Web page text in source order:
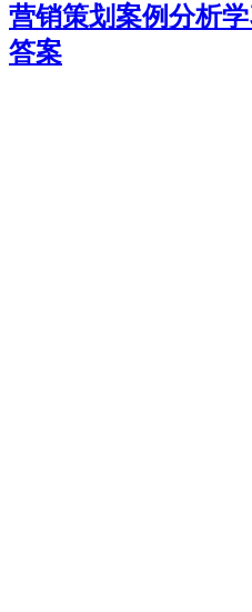
营销策划案例分析
答案